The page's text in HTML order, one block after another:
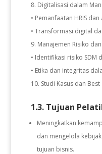
Digitalisasi dalam
• Pemanfaatan HRIS
• Transformasi digital
Manajemen Risiko
• Identifikasi risiko SDM
• Etika dan integritas
Studi Kasus dan
1.3. Tujuan
Meningkatkan
dan mengelola
tujuan bisnis.